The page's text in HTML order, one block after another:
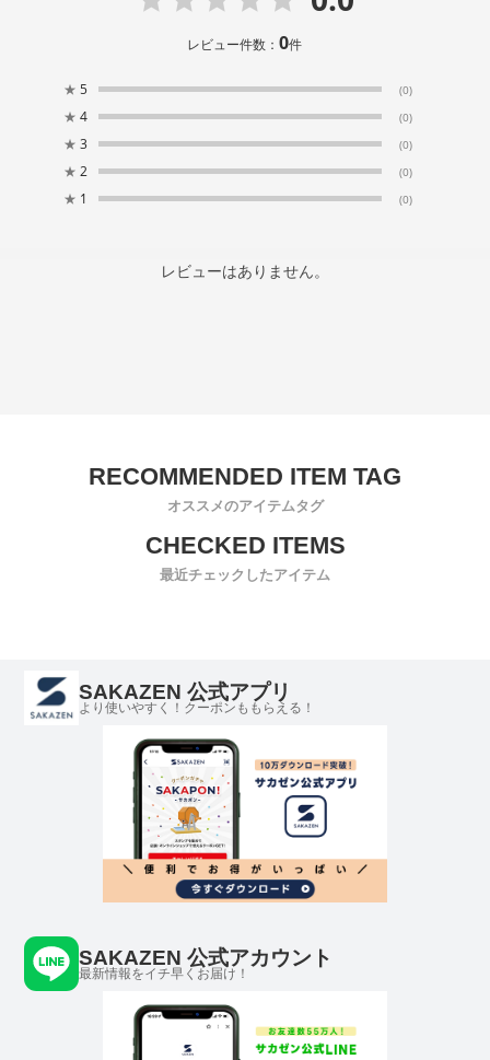
レビュー件数：0件
★ 5 (0)
★ 4 (0)
★ 3 (0)
★ 2 (0)
★ 1 (0)
レビューはありません。
オススメのアイテムタグ
最近チェックしたアイテム
SAKAZEN 公式アプリ
より使いやすく！クーポンももらえる！
SAKAZEN 公式アカウント
最新情報をイチ早くお届け！